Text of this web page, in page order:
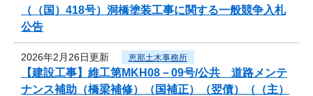
（（国）418号）洞橋塗装工事に関する一般競争入札
公告
2026年2月26日更新 恵那土木事務所
【建設工事】維工第MKH08－09号/公共 道路メンテ
ナンス補助（橋梁補修）（国補正）（翌債）（（主）